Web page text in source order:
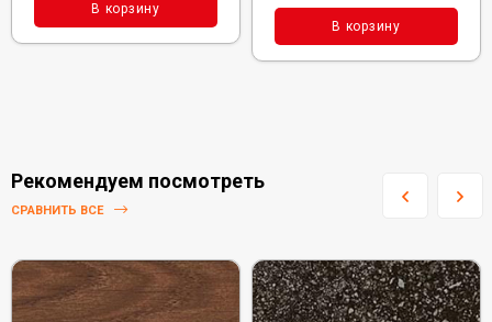
В корзину
В корзину
Рекомендуем посмотреть
СРАВНИТЬ ВСЕ